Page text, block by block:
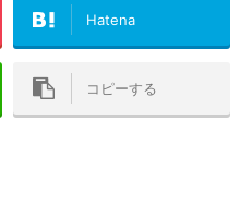
Hatena
コピーする